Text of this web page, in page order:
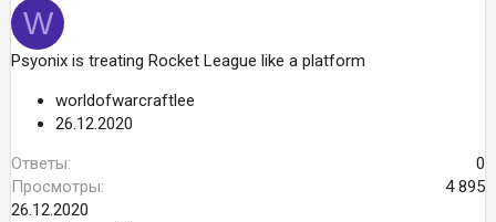
W
Psyonix is treating Rocket League like a platform
worldofwarcraftlee
26.12.2020
Ответы
0
Просмотры
4 895
26.12.2020